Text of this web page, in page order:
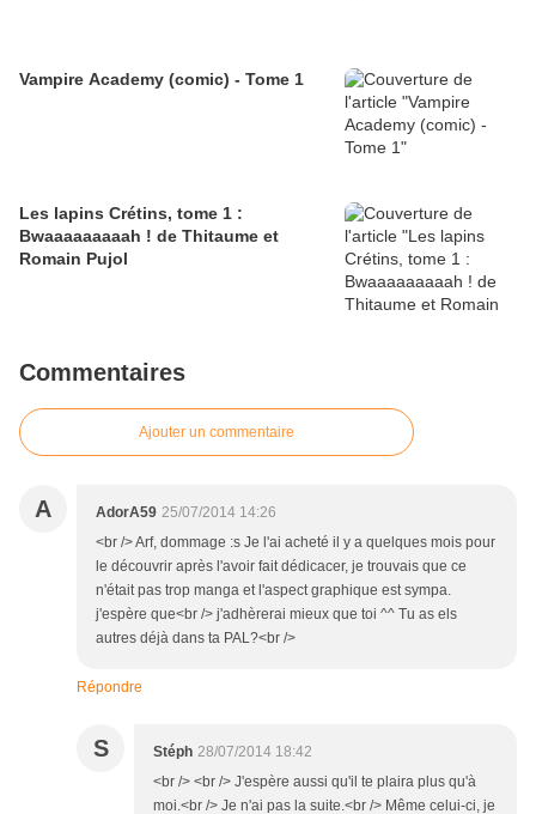
Vampire Academy (comic) - Tome 1
Les lapins Crétins, tome 1 :
Bwaaaaaaaaah ! de Thitaume et
Romain Pujol
Commentaires
Ajouter un commentaire
A AdorA59 25/07/2014 14:26
<br /> Arf, dommage :s Je l'ai acheté il y a quelques mois pour
le découvrir après l'avoir fait dédicacer, je trouvais que ce
n'était pas trop manga et l'aspect graphique est sympa.
j'espère que<br /> j'adhèrerai mieux que toi ^^ Tu as els
autres déjà dans ta PAL?<br />
Répondre
S Stéph 28/07/2014 18:42
<br /> <br /> J'espère aussi qu'il te plaira plus qu'à
moi.<br /> Je n'ai pas la suite.<br /> Même celui-ci, je